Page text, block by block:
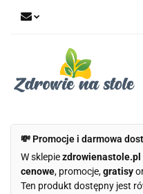
💸 Promocje i darmowa
W sklepiezdrowienastole.pl
cenowe, promocje,gratisy
Ten produkt dostępny jest